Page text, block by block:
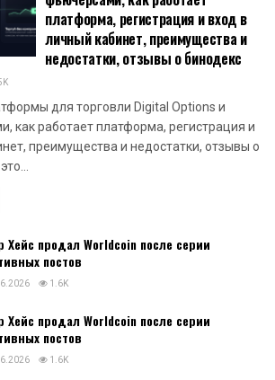
платформа, регистрация и вход в
личный кабинет, преимущества и
недостатки, отзывы о бинодекс
для торговли Digital Options и
как работает платформа, регистрация и
преимущества и недостатки, отзывы о
Хейс продал Worldcoin после серии
постов
1.6K
Хейс продал Worldcoin после серии
постов
1.6K